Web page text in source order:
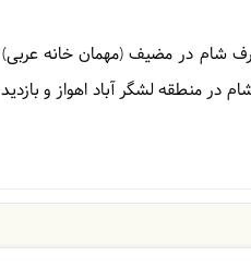
شام در مضیف (مهمان خانه
در منطقه لشگر آباد اهواز و